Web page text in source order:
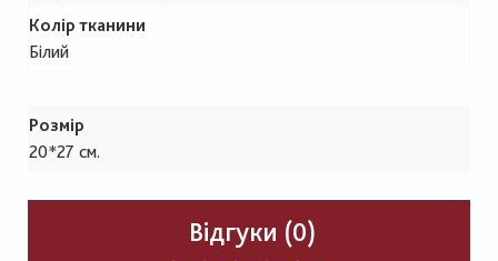
Колір тканини
Білий
Розмір
20*27 см.
Відгуки (0)